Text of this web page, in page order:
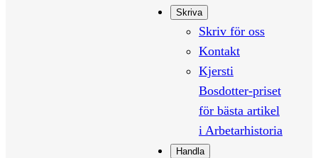
Skriva
Skriv för oss
Kontakt
Kjersti
Bosdotter-priset
för bästa artikel
i Arbetarhistoria
Handla